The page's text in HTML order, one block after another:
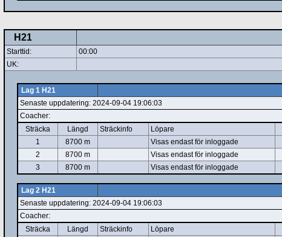
H21
Starttid:
00:00
UK:
Lag 1 H21
Senaste uppdatering: 2024-09-04 19:06:03
Coacher:
Sträcka
Längd Sträckinfo Löpare
1
8700 m
Visas endast för inloggade
2
8700 m
Visas endast för inloggade
3
8700 m Visas endast för inloggade
Lag 2 H21
Senaste uppdatering: 2024-09-04 19:06:03
Coacher:
Sträcka
Längd Sträckinfo Löpare